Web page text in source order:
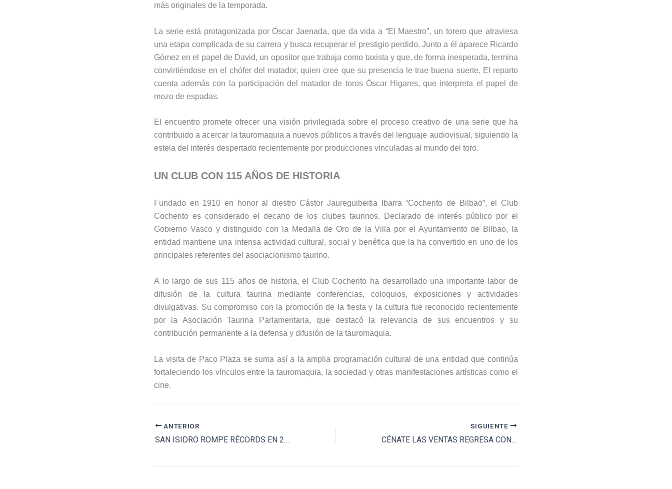
más originales de la temporada.
La serie está protagonizada por Óscar Jaenada, que da vida a “El Maestro”, un torero que atraviesa
una etapa complicada de su carrera y busca recuperar el prestigio perdido. Junto a él aparece Ricardo
Gómez en el papel de David, un opositor que trabaja como taxista y que, de forma inesperada, termina
convirtiéndose en el chófer del matador, quien cree que su presencia le trae buena suerte. El reparto
cuenta además con la participación del matador de toros Óscar Higares, que interpreta el papel de
mozo de espadas.
El encuentro promete ofrecer una visión privilegiada sobre el proceso creativo de una serie que ha
contribuido a acercar la tauromaquia a nuevos públicos a través del lenguaje audiovisual, siguiendo la
estela del interés despertado recientemente por producciones vinculadas al mundo del toro.
UN CLUB CON 115 AÑOS DE HISTORIA
Fundado en 1910 en honor al diestro Cástor Jaureguibeitia Ibarra “Cocherito de Bilbao”, el Club
Cocherito es considerado el decano de los clubes taurinos. Declarado de interés público por el
Gobierno Vasco y distinguido con la Medalla de Oro de la Villa por el Ayuntamiento de Bilbao, la
entidad mantiene una intensa actividad cultural, social y benéfica que la ha convertido en uno de los
principales referentes del asociacionismo taurino.
A lo largo de sus 115 años de historia, el Club Cocherito ha desarrollado una importante labor de
difusión de la cultura taurina mediante conferencias, coloquios, exposiciones y actividades
divulgativas. Su compromiso con la promoción de la fiesta y la cultura fue reconocido recientemente
por la Asociación Taurina Parlamentaria, que destacó la relevancia de sus encuentros y su
contribución permanente a la defensa y difusión de la tauromaquia.
La visita de Paco Plaza se suma así a la amplia programación cultural de una entidad que continúa
fortaleciendo los vínculos entre la tauromaquia, la sociedad y otras manifestaciones artísticas como el
cine.
ANTERIOR
SAN ISIDRO ROMPE RÉCORDS EN 2026
SIGUIENTE
CÉNATE LAS VENTAS REGRESA CON SU SÉPTIMA EDICIÓN